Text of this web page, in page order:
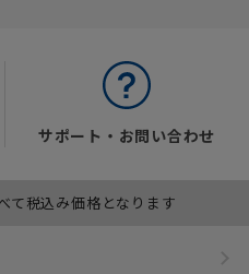
サポート・お問い合わせ
て税込み価格となります